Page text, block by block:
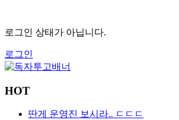
로그인 상태가 아닙니다.
로그인
HOT
딴게 운영진 보시라.. ㄷㄷㄷ